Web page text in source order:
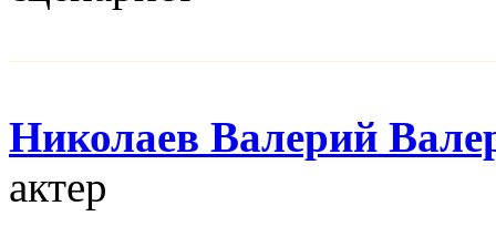
Николаев Валерий
актер